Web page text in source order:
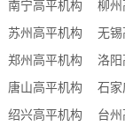
南宁高平机构
柳州
苏州高平机构
无锡
郑州高平机构
洛
唐山高平机构
石家
绍兴高平机构
台